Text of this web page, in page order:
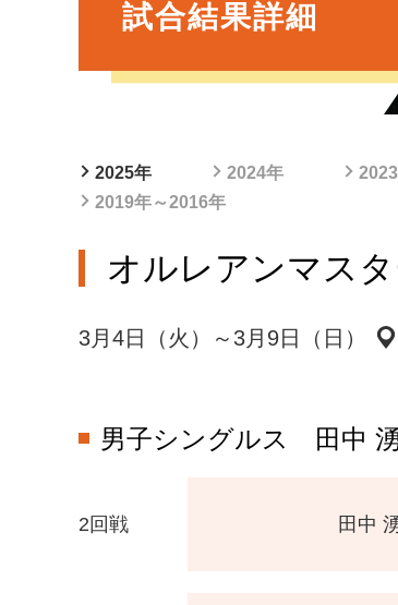
試合結果詳細
2025年 2024年
2019年～2016年
オルレアンマスタ
3月4日（火）～3月9日（日）
男子シングルス 田中
2回戦 田中